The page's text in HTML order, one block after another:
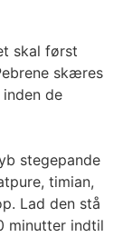
skal først
skæres
de
stegepande
timian,
Lad den stå
minutter indtil